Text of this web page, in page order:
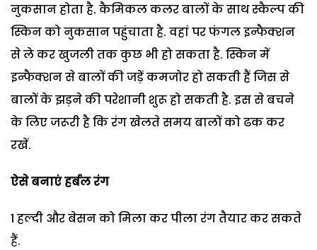
नुकसान होता है. कैमिकल कलर बालों के साथ स्कैल्प की
स्किन को नुकसान पहुंचाता है. वहां पर फंगल इन्फैक्शन
से ले कर खुजली तक कुछ भी हो सकता है. स्किन में
इन्फैक्शन से बालों की जड़ें कमजोर हो सकती हैं जिस से
बालों के झड़ने की परेशानी शुरू हो सकती है. इस से बचने
के लिए जरूरी है कि रंग खेलते समय बालों को ढक कर
रखें.
ऐसे बनाएं हर्बल रंग
1 हल्दी और बेसन को मिला कर पीला रंग तैयार कर सकते
हैं.